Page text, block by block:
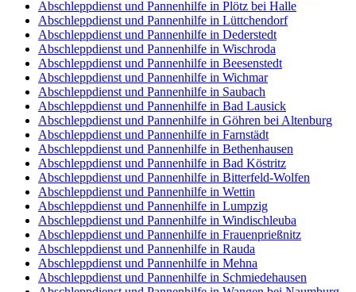
Abschleppdienst und Pannenhilfe in Plötz bei Halle
Abschleppdienst und Pannenhilfe in Lüttchendorf
Abschleppdienst und Pannenhilfe in Dederstedt
Abschleppdienst und Pannenhilfe in Wischroda
Abschleppdienst und Pannenhilfe in Beesenstedt
Abschleppdienst und Pannenhilfe in Wichmar
Abschleppdienst und Pannenhilfe in Saubach
Abschleppdienst und Pannenhilfe in Bad Lausick
Abschleppdienst und Pannenhilfe in Göhren bei Altenburg
Abschleppdienst und Pannenhilfe in Farnstädt
Abschleppdienst und Pannenhilfe in Bethenhausen
Abschleppdienst und Pannenhilfe in Bad Köstritz
Abschleppdienst und Pannenhilfe in Bitterfeld-Wolfen
Abschleppdienst und Pannenhilfe in Wettin
Abschleppdienst und Pannenhilfe in Lumpzig
Abschleppdienst und Pannenhilfe in Windischleuba
Abschleppdienst und Pannenhilfe in Frauenprießnitz
Abschleppdienst und Pannenhilfe in Rauda
Abschleppdienst und Pannenhilfe in Mehna
Abschleppdienst und Pannenhilfe in Schmiedehausen